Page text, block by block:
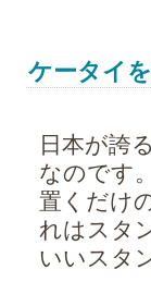
ケータイ
日本が誇
なのです
置くだけ
れはスタ
いいスタ